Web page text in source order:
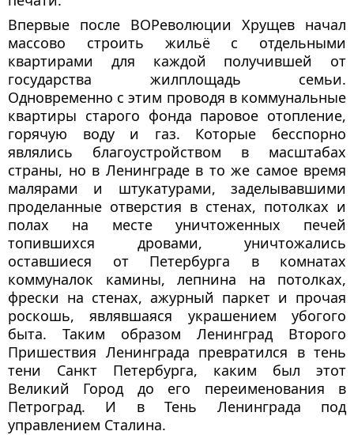
Впервые после ВОРеволюции Хрущев начал
массово строить жильё с отдельными
квартирами для каждой получившей от
государства жилплощадь семьи.
Одновременно с этим проводя в коммунальные
квартиры старого фонда паровое отопление,
горячую воду и газ. Которые бесспорно
являлись благоустройством в масштабах
страны, но в Ленинграде в то же самое время
малярами и штукатурами, заделывавшими
проделанные отверстия в стенах, потолках и
полах на месте уничтоженных печей
топившихся дровами, уничтожались
оставшиеся от Петербурга в комнатах
коммуналок камины, лепнина на потолках,
фрески на стенах, ажурный паркет и прочая
роскошь, являвшаяся украшением убогого
быта. Таким образом Ленинград Второго
Пришествия Ленинграда превратился в тень
тени Санкт Петербурга, каким был этот
Великий Город до его переименования в
Петроград. И в Тень Ленинграда под
управлением Сталина.